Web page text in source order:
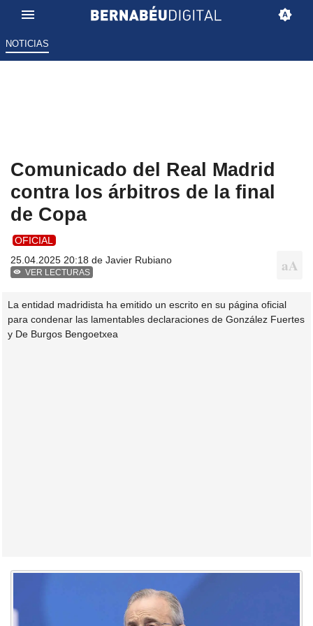
NOTICIAS
Comunicado del Real Madrid
contra los árbitros de la final
de Copa
OFICIAL
25.04.2025 20:18 de Javier Rubiano
VER LECTURAS
La entidad madridista ha emitido un escrito en su página oficial
para condenar las lamentables declaraciones de González Fuertes
y De Burgos Bengoetxea